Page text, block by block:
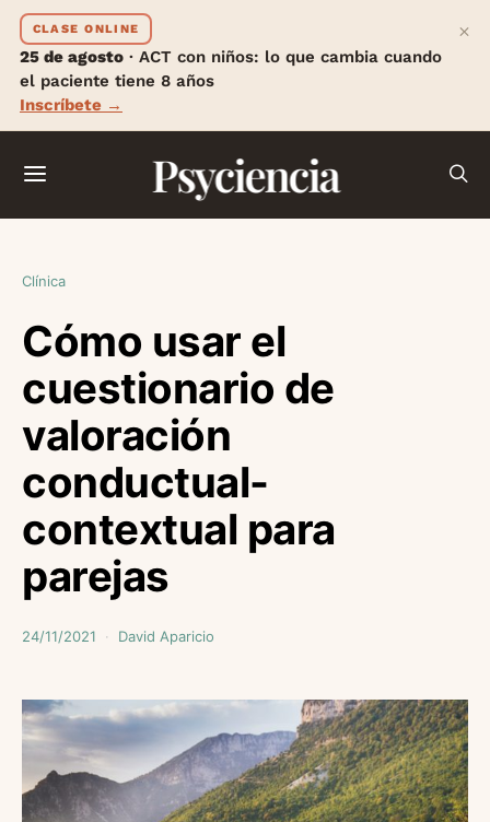
CLASE ONLINE
25 de agosto · ACT con niños: lo que cambia cuando
el paciente tiene 8 años
Inscríbete →
×
Psyciencia
Clínica
Cómo usar el
cuestionario de
valoración
conductual-
contextual para
parejas
24/11/2021 David Aparicio